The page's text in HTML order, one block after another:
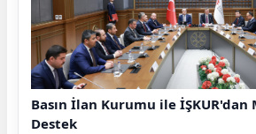
Basın İlan Kurumu ile
Destek